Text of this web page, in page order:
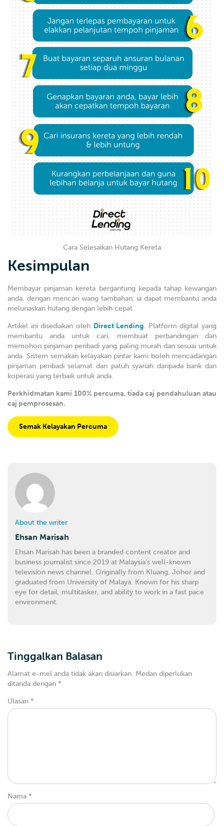
Cara Selesaikan Hutang Kereta
Kesimpulan
Membayar pinjaman kereta bergantung kepada tahap kewangan
anda, dengan mencari wang tambahan, ia dapat membantu anda
melunaskan hutang dengan lebih cepat.
Artikel ini disediakan oleh Direct Lending. Platform digital yang
membantu anda untuk cari, membuat perbandingan dan
memohon pinjaman peribadi yang paling murah dan sesuai untuk
anda. Sistem semakan kelayakan pintar kami boleh mencadangan
pinjaman peribadi selamat dan patuh syariah daripada bank dan
koperasi yang terbaik untuk anda.
Perkhidmatan kami 100% percuma, tiada caj pendahuluan atau
caj pemprosesan.
Semak Kelayakan Percuma
About the writer
Ehsan Marisah
Ehsan Marisah has been a branded content creator and
business journalist since 2019 at Malaysia’s well-known
television news channel. Originally from Kluang, Johor and
graduated from University of Malaya. Known for his sharp
eye for detail, multitasker, and ability to work in a fast pace
environment.
Tinggalkan Balasan
Alamat e-mel anda tidak akan disiarkan. Medan diperlukan
ditanda dengan *
Ulasan *
Nama *